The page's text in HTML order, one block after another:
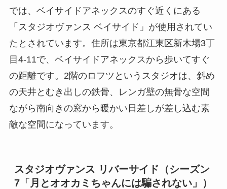
では、ベイサイドアネックスのすぐ近くにある
「スタジオヴァンス ベイサイド」が使用されてい
たとされています。住所は東京都江東区新木場3丁
目4-11で、ベイサイドアネックスから歩いてすぐ
の距離です。2階のロフツというスタジオは、斜め
の天井とむき出しの鉄骨、レンガ壁の無骨な空間
ながら南向きの窓から暖かい日差しが差し込む素
敵な空間になっています。
スタジオヴァンス リバーサイド（シーズン
7「月とオオカミちゃんには騙されない」）